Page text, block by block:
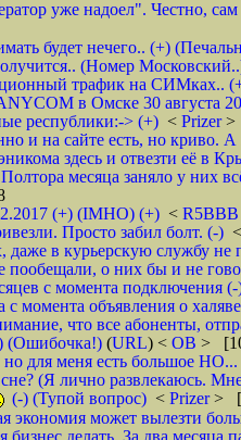
уже надоел". Честно,
будет нечего.. (+)
(Номер
трафик на СИМках..
в Омске 30 августа
республики:-> (+) < Prizer>
и на сайте есть, но криво.
здесь и отвезти её в
месяца заняло у них
(+) (IMHO) (+) < R5BBB
Просто забил болт. (-) <
в курьерскую службу не
пообещали, о них бы и не
с момента подключения (-
момента объявления о
что все абоненты,
(Ошибочка!) (URL) < ОВ >
но для меня есть большое
(Я лично развлекаюсь.
(-) (Тупой вопрос) < Prizer>
экономия может вылезти
делать. За два месяца